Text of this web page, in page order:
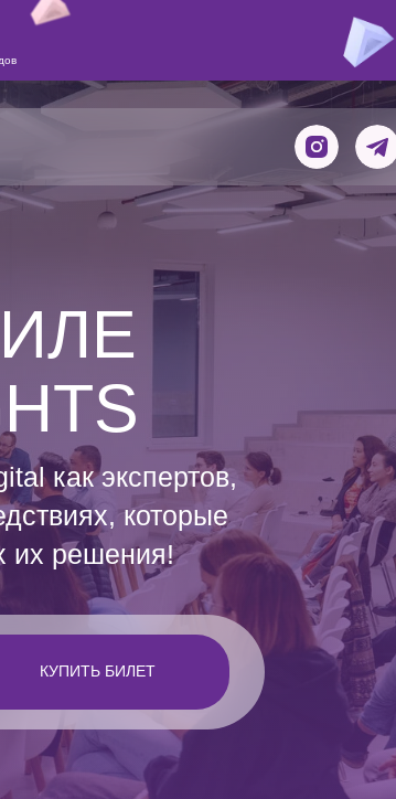
КУПИТЬ БИЛЕТ
как экспертов,
которые
их решения!